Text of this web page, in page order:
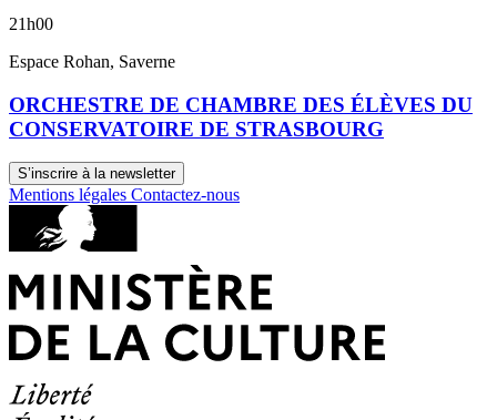
21h00
Espace Rohan, Saverne
ORCHESTRE DE CHAMBRE DES ÉLÈVES DU
CONSERVATOIRE DE STRASBOURG
S’inscrire à la newsletter
Mentions légales Contactez-nous